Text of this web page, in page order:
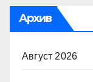
Архив
Август 2026